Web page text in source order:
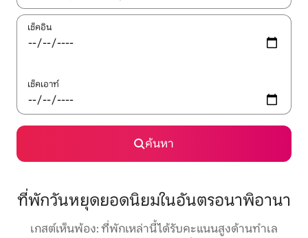
เช็คอิน
เช็คเอาท์
ค้นหา
ที่พักวันหยุดยอดนิยมในอันตรอนาพิอานา
เกสต์เห็นพ้อง: ที่พักเหล่านี้ได้รับคะแนนสูงด้านทำเล